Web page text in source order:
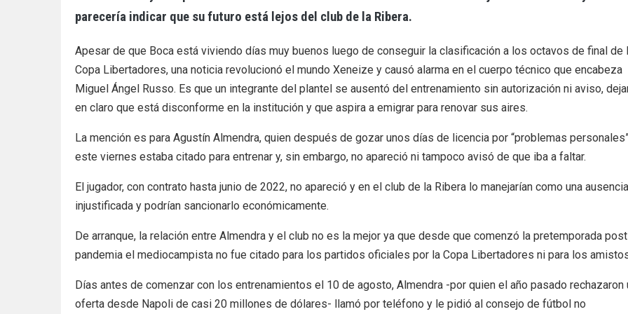
parecería indicar que su futuro está lejos del club de la Ribera.
Apesar de que Boca está viviendo días muy buenos luego de conseguir la clasificación a los octavos de final de
Copa Libertadores, una noticia revolucionó el mundo Xeneize y causó alarma en el cuerpo técnico que encabeza
Miguel Ángel Russo. Es que un integrante del plantel se ausentó del entrenamiento sin autorización ni aviso,
en claro que está disconforme en la institución y que aspira a emigrar para renovar sus aires.
La mención es para Agustín Almendra, quien después de gozar unos días de licencia por “problemas
este viernes estaba citado para entrenar y, sin embargo, no apareció ni tampoco avisó de que iba a faltar.
El jugador, con contrato hasta junio de 2022, no apareció y en el club de la Ribera lo manejarían como una ausencia
injustificada y podrían sancionarlo económicamente.
De arranque, la relación entre Almendra y el club no es la mejor ya que desde que comenzó la pretemporada post
pandemia el mediocampista no fue citado para los partidos oficiales por la Copa Libertadores ni para los
Días antes de comenzar con los entrenamientos el 10 de agosto, Almendra -por quien el año pasado rechazaron
oferta desde Napoli de casi 20 millones de dólares- llamó por teléfono y le pidió al consejo de fútbol no